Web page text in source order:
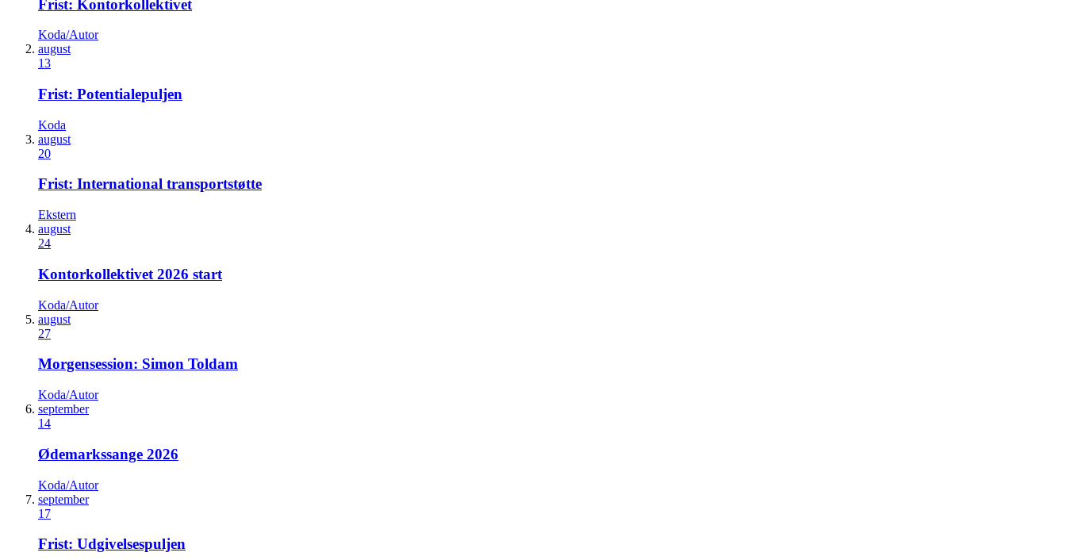
Frist: Kontorkollektivet
Koda/Autor
august
13
Frist: Potentialepuljen
Koda
august
20
Frist: International transportstøtte
Ekstern
august
24
Kontorkollektivet 2026 start
Koda/Autor
august
27
Morgensession: Simon Toldam
Koda/Autor
september
14
Ødemarkssange 2026
Koda/Autor
september
17
Frist: Udgivelsespuljen